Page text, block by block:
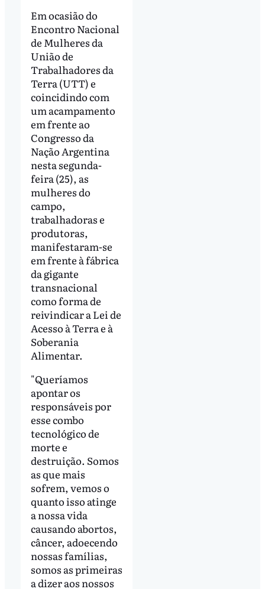
Em ocasião do
Encontro Nacional
de Mulheres da
União de
Trabalhadores da
Terra (UTT) e
coincidindo com
um acampamento
em frente ao
Congresso da
Nação Argentina
nesta segunda-
feira (25), as
mulheres do
campo,
trabalhadoras e
produtoras,
manifestaram-se
em frente à fábrica
da gigante
transnacional
como forma de
reivindicar a Lei de
Acesso à Terra e à
Soberania
Alimentar.
"Queríamos
apontar os
responsáveis por
esse combo
tecnológico de
morte e
destruição. Somos
as que mais
sofrem, vemos o
quanto isso atinge
a nossa vida
causando abortos,
câncer, adoecendo
nossas famílias,
somos as primeiras
a dizer aos nossos